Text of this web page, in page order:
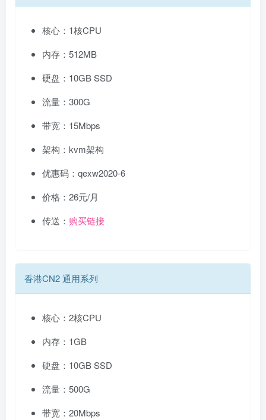
核心：1核CPU
内存：512MB
硬盘：10GB SSD
流量：300G
带宽：15Mbps
架构：kvm架构
优惠码：qexw2020-6
价格：26元/月
传送： 购买链接
香港CN2 通用系列
核心：2核CPU
内存：1GB
硬盘：10GB SSD
流量：500G
带宽：20Mbps